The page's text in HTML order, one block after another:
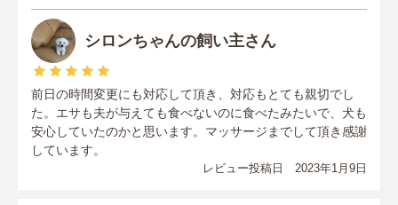
シロンちゃんの飼い主さん
前日の時間変更にも対応して頂き、対応もとても親切でし
た。エサも夫が与えても食べないのに食べたみたいで、犬も
安心していたのかと思います。マッサージまでして頂き感謝
しています。
レビュー投稿日 2023年1月9日